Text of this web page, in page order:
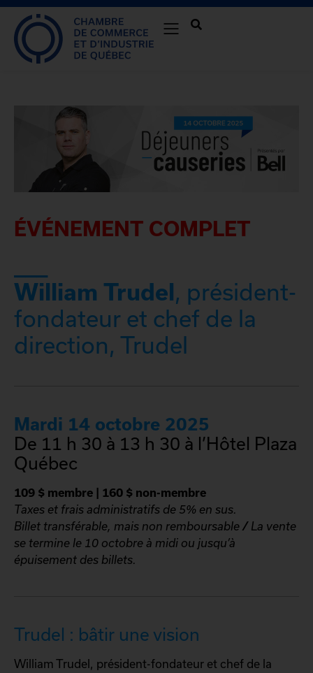
ÉVÉNEMENT COMPLET
William Trudel, président-
fondateur et chef de la
direction, Trudel
Mardi 14 octobre 2025
De 11 h 30 à 13 h 30 à l’Hôtel Plaza
Québec
109 $ membre | 160 $ non-membre
Taxes et frais administratifs de 5% en sus.
Billet transférable, mais non remboursable / La vente
se termine le 10 octobre à midi ou jusqu’à
épuisement des billets.
Trudel : bâtir une vision
William Trudel, président-fondateur et chef de la